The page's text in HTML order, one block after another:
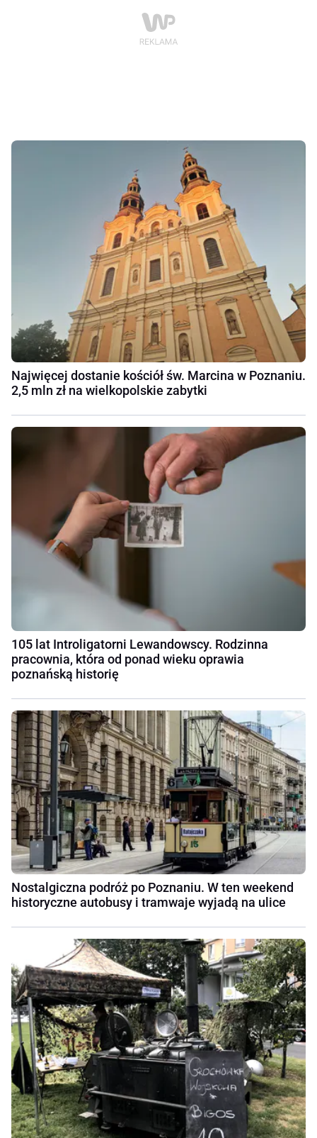
Najwięcej dostanie kościół św. Marcina w Poznaniu.
2,5 mln zł na wielkopolskie zabytki
105 lat Introligatorni Lewandowscy. Rodzinna
pracownia, która od ponad wieku oprawia
poznańską historię
Nostalgiczna podróż po Poznaniu. W ten weekend
historyczne autobusy i tramwaje wyjadą na ulice